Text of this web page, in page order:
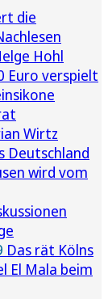
die
Hohl
Euro verspielt
Wirtz
Deutschland
wird vom
Das rät Kölns
El Mala beim